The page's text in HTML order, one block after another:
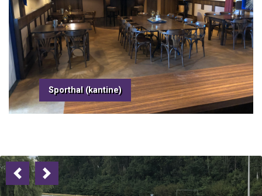
Sporthal (kantine)
PreviousNext